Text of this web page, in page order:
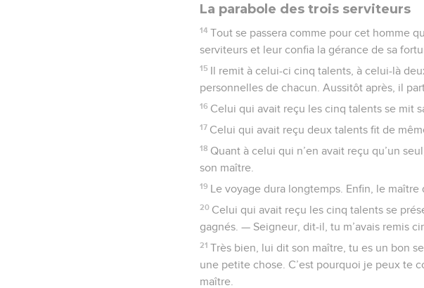
La parabole des trois serviteurs
14 Tout se passera comme pour cet homme
serviteurs et leur confia la gérance de sa
15 Il remit à celui-ci cinq talents, à celui-là
personnelles de chacun. Aussitôt après, il
16 Celui qui avait reçu les cinq talents se mit
17 Celui qui avait reçu deux talents fit de
18 Quant à celui qui n’en avait reçu qu’un
son maître.
19 Le voyage dura longtemps. Enfin, le
20 Celui qui avait reçu les cinq talents se
gagnés. — Seigneur, dit-il, tu m’avais remis
21 Très bien, lui dit son maître, tu es un bon
une petite chose. C’est pourquoi je peux te
maître.